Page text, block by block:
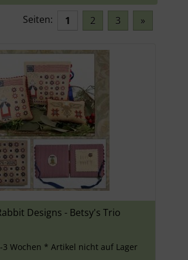
Seiten: 1 2 3 »
Designs - Betsy's Trio
3 Wochen * Artikel nicht auf Lager